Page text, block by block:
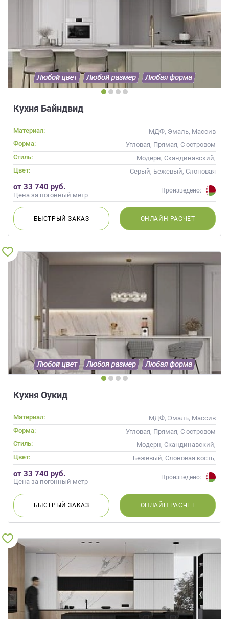
Кухня Байндвид
Материал:
МДФ, Эмаль, Массив
Форма:
Угловая, Прямая, С островом
Стиль:
Модерн, Скандинавский,
Неоклассика, Современные
Цвет:
Серый, Бежевый, Слоновая
кость, Кремовый
от 33 740 руб.
Цена за погонный метр
Произведено:
БЫСТРЫЙЗАКАЗ ОНЛАЙН РАСЧЕТ
Кухня Оукид
Материал:
МДФ, Эмаль, Массив
Форма:
Угловая, Прямая, С островом
Стиль:
Модерн, Скандинавский,
Неоклассика, Современные
Цвет:
Бежевый, Слоновая кость,
Кремовый, Коричневый,
Капучино
от 33 740 руб.
Цена за погонный метр
Произведено:
БЫСТРЫЙЗАКАЗ ОНЛАЙН РАСЧЕТ